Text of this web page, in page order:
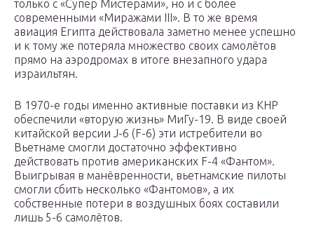
только с «Супер Мистерами», но и с более
современными «Миражами III». В то же время
авиация Египта действовала заметно менее успешно
и к тому же потеряла множество своих самолётов
прямо на аэродромах в итоге внезапного удара
израильтян.
В 1970-е годы именно активные поставки из КНР
обеспечили «вторую жизнь» МиГу-19. В виде своей
китайской версии J-6 (F-6) эти истребители во
Вьетнаме смогли достаточно эффективно
действовать против американских F-4 «Фантом».
Выигрывая в манёвренности, вьетнамские пилоты
смогли сбить несколько «Фантомов», а их
собственные потери в воздушных боях составили
лишь 5-6 самолётов.